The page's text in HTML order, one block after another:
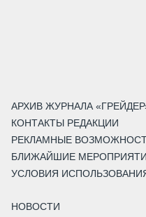
АРХИВ ЖУРНАЛА
КОНТАКТЫ РЕДАКЦИИ
РЕКЛАМНЫЕ
БЛИЖАЙШИЕ
УСЛОВИЯ
НОВОСТИ